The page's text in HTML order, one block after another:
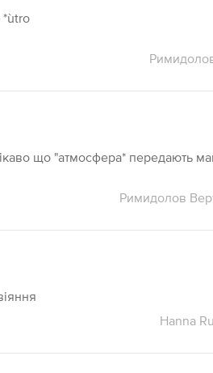
*ùtro
що "атмосфера* передають
Римидолов
Hanna